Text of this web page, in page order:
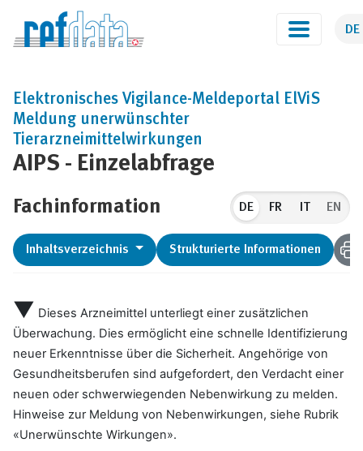
DE
AIPS - Einzelabfrage
Elektronisches Vigilance-Meldeportal ElViS
Meldung unerwünschter
Tierarzneimittelwirkungen
Fachinformation DE EN
Inhaltsverzeichnis Strukturierte Informationen